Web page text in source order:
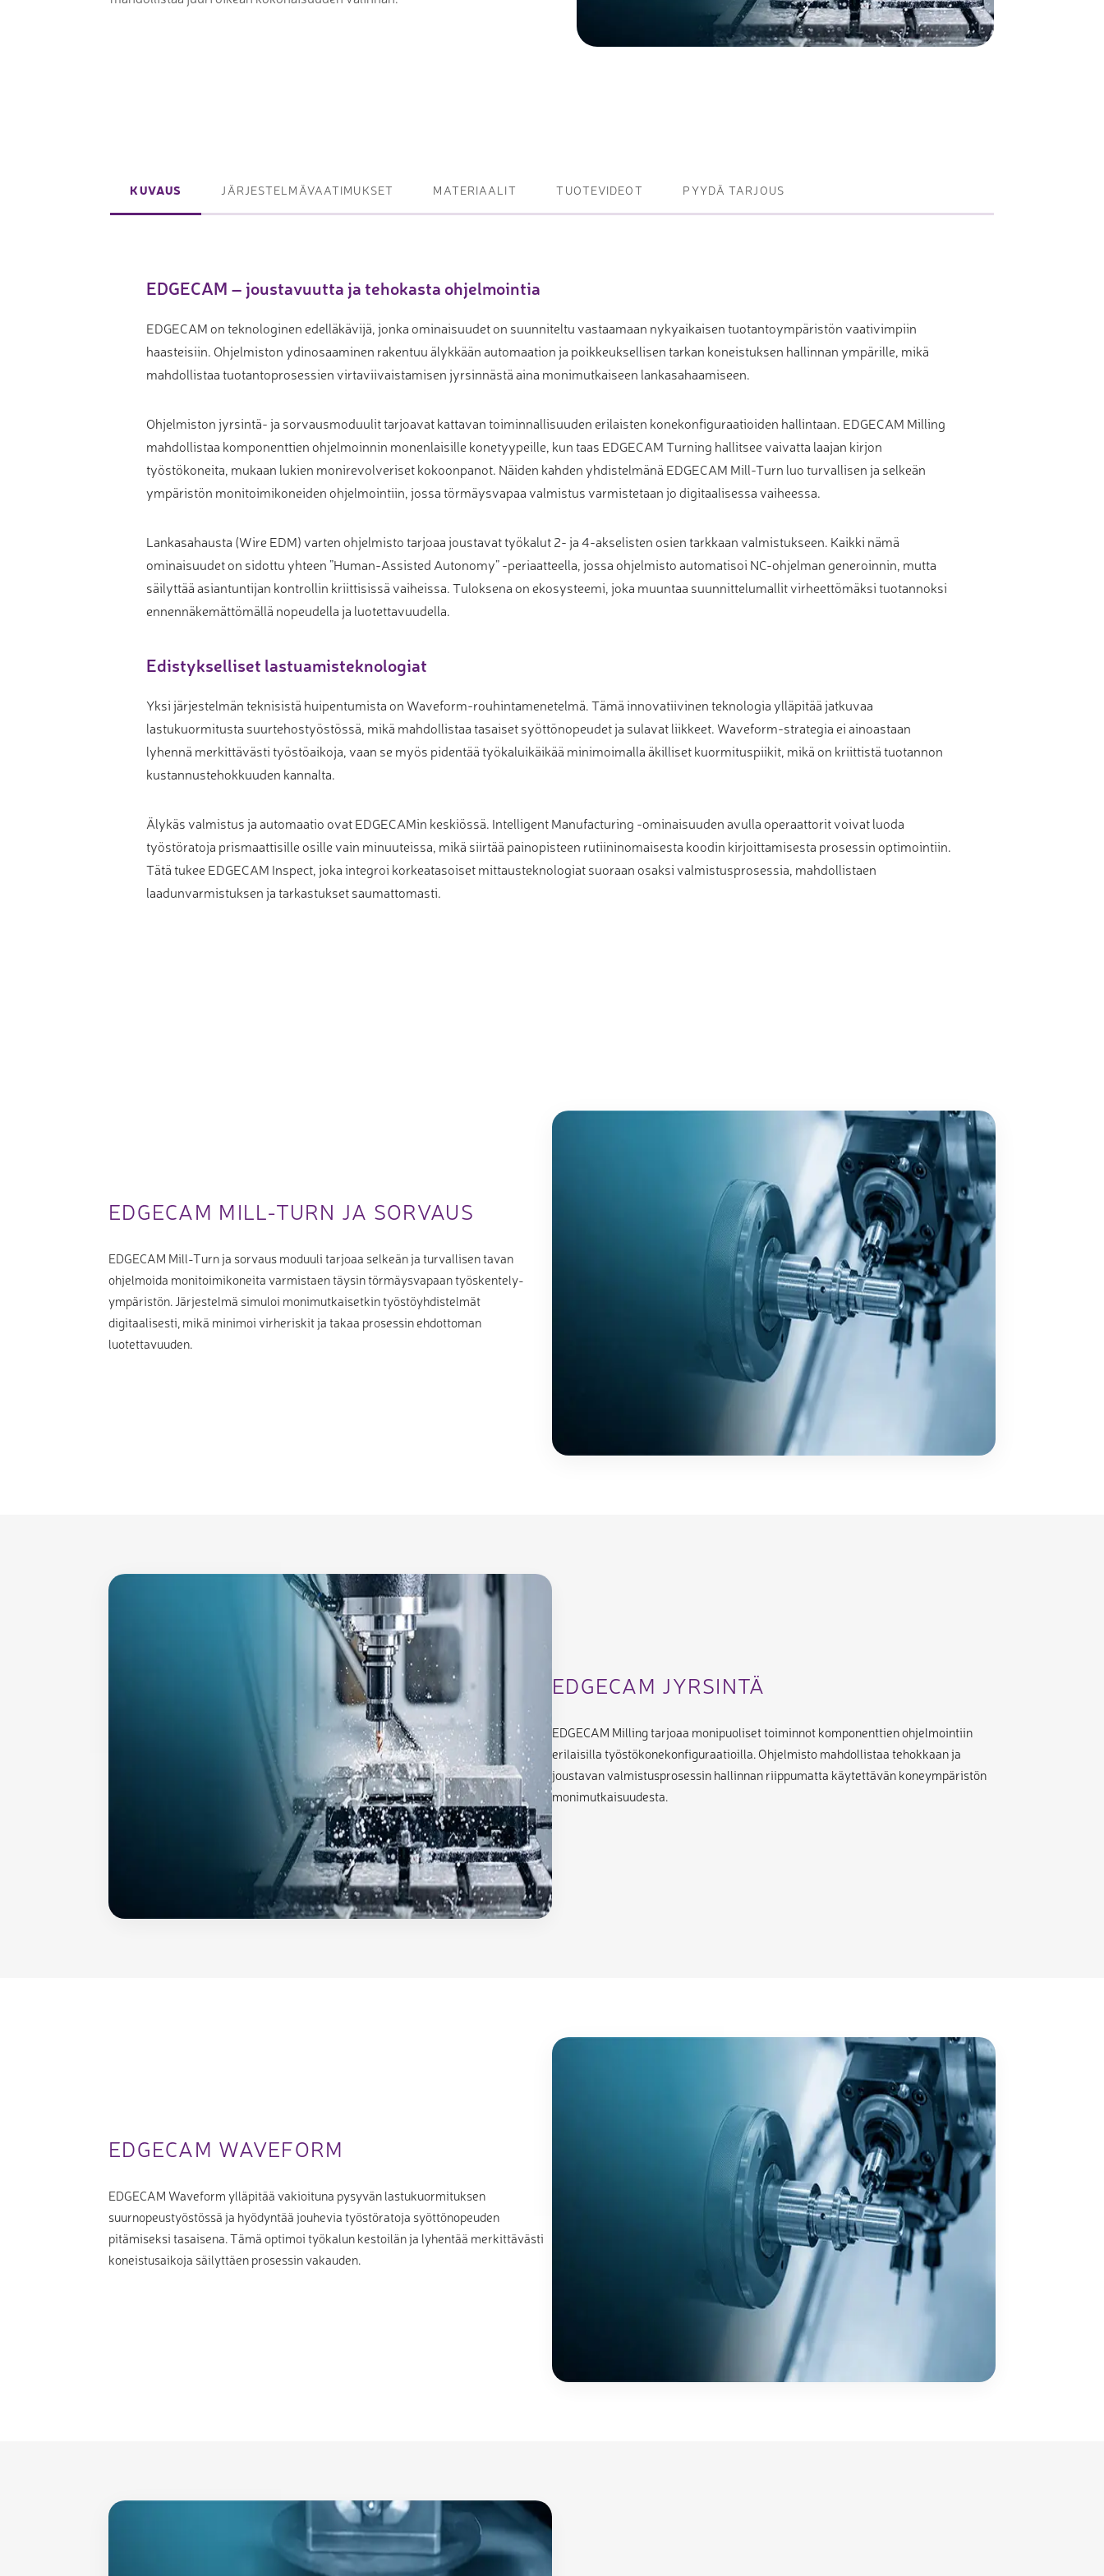
Metallisahat
Profiilikoneet ja -sahat
Koordinaattimittauskoneet
Nivelvarsimittakoneet
3D-mittauksen oheistuotteet
FAIRINO kobottijärjestelmät
FAIRINO hitsasutuotteet
KUVAUS JÄRJESTELMÄVAATIMUKSET MATERIAALIT TUOTEVIDEOT PYYDÄ TARJOUS
EDGECAM – joustavuutta ja tehokasta ohjelmointia
EDGECAM on teknologinen edelläkävijä, jonka ominaisuudet on suunniteltu vastaamaan nykyaikaisen tuotantoympäristön vaativimpiin
haasteisiin. Ohjelmiston ydinosaaminen rakentuu älykkään automaation ja poikkeuksellisen tarkan koneistuksen hallinnan ympärille, mikä
mahdollistaa tuotantoprosessien virtaviivaistamisen jyrsinnästä aina monimutkaiseen lankasahaamiseen.
Ohjelmiston jyrsintä- ja sorvausmoduulit tarjoavat kattavan toiminnallisuuden erilaisten konekonfiguraatioiden hallintaan. EDGECAM Milling
mahdollistaa komponenttien ohjelmoinnin monenlaisille konetyypeille, kun taas EDGECAM Turning hallitsee vaivatta laajan kirjon
työstökoneita, mukaan lukien monirevolveriset kokoonpanot. Näiden kahden yhdistelmänä EDGECAM Mill-Turn luo turvallisen ja selkeän
ympäristön monitoimikoneiden ohjelmointiin, jossa törmäysvapaa valmistus varmistetaan jo digitaalisessa vaiheessa.
Lankasahausta (Wire EDM) varten ohjelmisto tarjoaa joustavat työkalut 2- ja 4-akselisten osien tarkkaan valmistukseen. Kaikki nämä
ominaisuudet on sidottu yhteen ”Human-Assisted Autonomy” -periaatteella, jossa ohjelmisto automatisoi NC-ohjelman generoinnin, mutta
säilyttää asiantuntijan kontrollin kriittisissä vaiheissa. Tuloksena on ekosysteemi, joka muuntaa suunnittelumallit virheettömäksi tuotannoksi
ennennäkemättömällä nopeudella ja luotettavuudella.
Edistykselliset lastuamisteknologiat
Yksi järjestelmän teknisistä huipentumista on Waveform-rouhintamenetelmä. Tämä innovatiivinen teknologia ylläpitää jatkuvaa
lastukuormitusta suurtehostyöstössä, mikä mahdollistaa tasaiset syöttönopeudet ja sulavat liikkeet. Waveform-strategia ei ainoastaan
lyhennä merkittävästi työstöaikoja, vaan se myös pidentää työkaluikäikää minimoimalla äkilliset kuormituspiikit, mikä on kriittistä tuotannon
kustannustehokkuuden kannalta.
Älykäs valmistus ja automaatio ovat EDGECAMin keskiössä. Intelligent Manufacturing -ominaisuuden avulla operaattorit voivat luoda
työstöratoja prismaattisille osille vain minuuteissa, mikä siirtää painopisteen rutiininomaisesta koodin kirjoittamisesta prosessin optimointiin.
Tätä tukee EDGECAM Inspect, joka integroi korkeatasoiset mittausteknologiat suoraan osaksi valmistusprosessia, mahdollistaen
laadunvarmistuksen ja tarkastukset saumattomasti.
EDGECAM MILL-TURN JA SORVAUS
EDGECAM Mill-Turn ja sorvaus moduuli tarjoaa selkeän ja turvallisen tavan
ohjelmoida monitoimikoneita varmistaen täysin törmäysvapaan työskentely-
ympäristön. Järjestelmä simuloi monimutkaisetkin työstöyhdistelmät
digitaalisesti, mikä minimoi virheriskit ja takaa prosessin ehdottoman
luotettavuuden.
EDGECAM JYRSINTÄ
EDGECAM Milling tarjoaa monipuoliset toiminnot komponenttien ohjelmointiin
erilaisilla työstökonekonfiguraatioilla. Ohjelmisto mahdollistaa tehokkaan ja
joustavan valmistusprosessin hallinnan riippumatta käytettävän koneympäristön
monimutkaisuudesta.
EDGECAM WAVEFORM
EDGECAM Waveform ylläpitää vakioituna pysyvän lastukuormituksen
suurnopeustyöstössä ja hyödyntää jouhevia työstöratoja syöttönopeuden
pitämiseksi tasaisena. Tämä optimoi työkalun kestoilän ja lyhentää merkittävästi
koneistusaikoja säilyttäen prosessin vakauden.